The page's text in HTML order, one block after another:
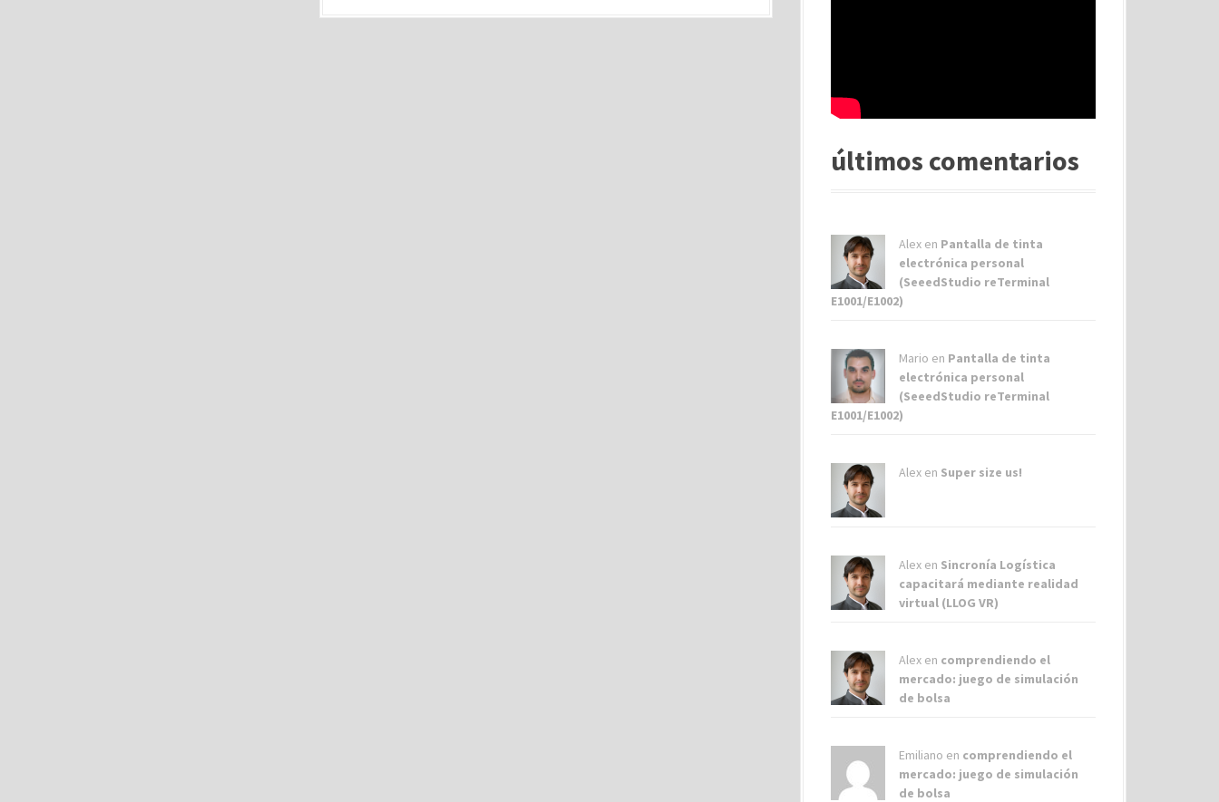
últimos comentarios
Alex en Pantalla de tinta
electrónica personal
(SeeedStudio reTerminal
E1001/E1002)
Mario en Pantalla de tinta
electrónica personal
(SeeedStudio reTerminal
E1001/E1002)
Alex en Super size us!
Alex en Sincronía Logística
capacitará mediante realidad
virtual (LLOG VR)
Alex en comprendiendo el
mercado: juego de simulación
de bolsa
Emiliano en comprendiendo el
mercado: juego de simulación
de bolsa